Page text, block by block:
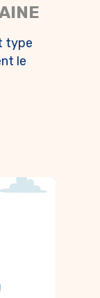
type
le